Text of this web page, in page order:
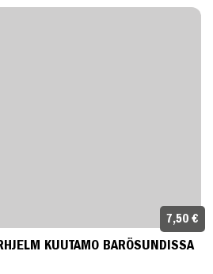
7,50 €
KUUTAMO BARÖSUNDISSA